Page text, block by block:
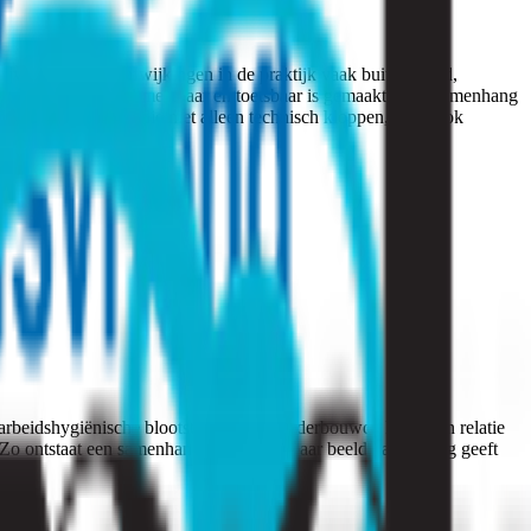
risico’s en afwijkingen in de praktijk vaak buiten beeld,
de werkelijkheid meetbaar en toetsbaar is gemaakt — in samenhang
keuzes die niet alleen technisch kloppen, maar ook
blootstelling naar onderbouwde keuzes in relatie
ontstaat een samenhangend en toetsbaar beeld dat richting geeft